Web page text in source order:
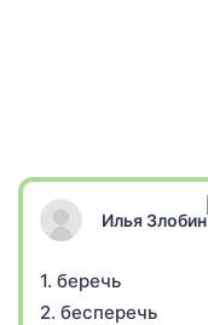
Илья Злобин
1. беречь
2. бесперечь